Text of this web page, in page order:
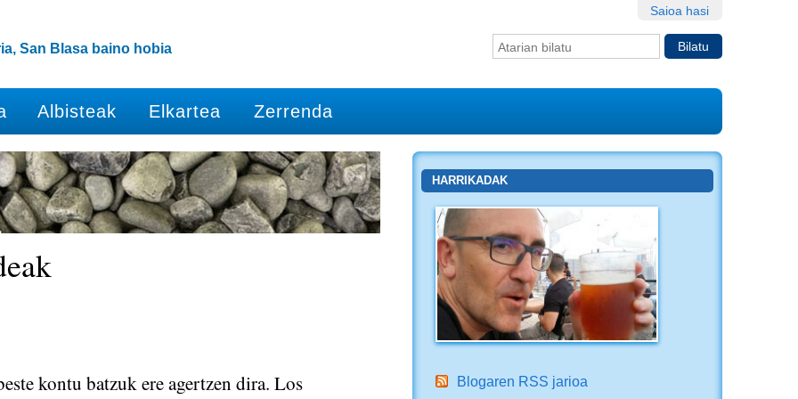
Saioa hasi
Bilatu atarian
San Blasa baino hobia
Albisteak Elkartea Zerrenda
kontu batzuk ere agertzen dira. Los
HARRIKADAK
Blogaren RSS jarioa